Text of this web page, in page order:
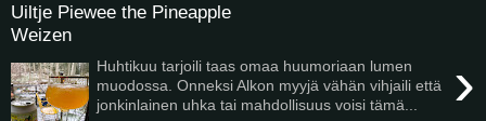
Uiltje Piewee the Pineapple
Weizen
›
Huhtikuu tarjoili taas omaa huumoriaan lumen
muodossa. Onneksi Alkon myyjä vähän vihjaili että
jonkinlainen uhka tai mahdollisuus voisi tämä...